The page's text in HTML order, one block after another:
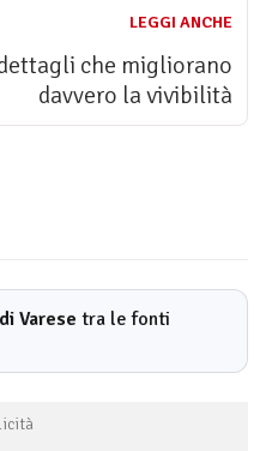
LEGGI ANCHE
che migliorano
davvero la vivibilità
Varese tra le fonti